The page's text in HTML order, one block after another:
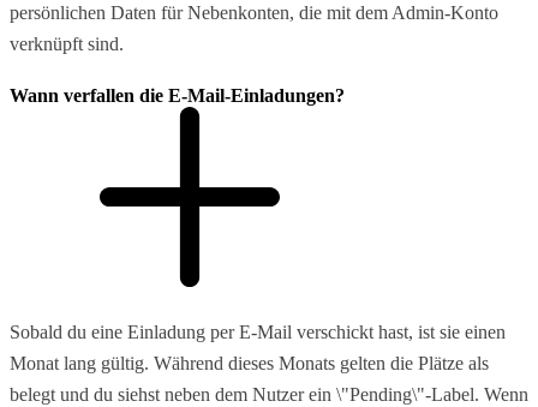
persönlichen Daten für Nebenkonten, die mit dem Admin-Konto
verknüpft sind.
Wann verfallen die E-Mail-Einladungen?
Sobald du eine Einladung per E-Mail verschickt hast, ist sie einen
Monat lang gültig. Während dieses Monats gelten die Plätze als
belegt und du siehst neben dem Nutzer ein \"Pending\"-Label. Wenn